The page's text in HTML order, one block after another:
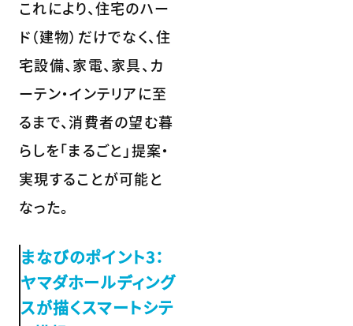
これにより、住宅のハー
ド（建物）だけでなく、住
宅設備、家電、家具、カ
ーテン・インテリアに至
るまで、消費者の望む暮
らしを「まるごと」提案・
実現することが可能と
なった。
まなびのポイント3：
ヤマダホールディング
スが描くスマートシテ